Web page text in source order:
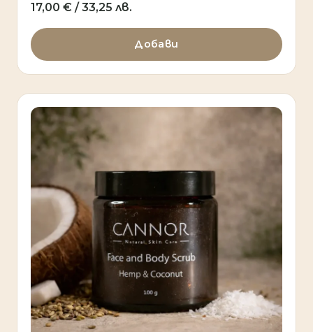
17,00€ / 33,25 лв.
Добави